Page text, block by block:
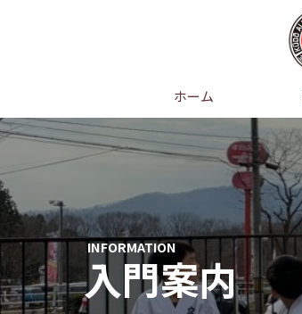
ホーム
INFORMATION
入門案内